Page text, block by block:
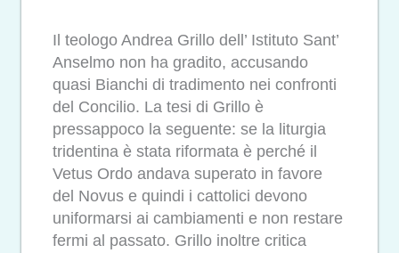
Il teologo Andrea Grillo dell’ Istituto Sant’
Anselmo non ha gradito, accusando
quasi Bianchi di tradimento nei confronti
del Concilio. La tesi di Grillo è
pressappoco la seguente: se la liturgia
tridentina è stata riformata è perché il
Vetus Ordo andava superato in favore
del Novus e quindi i cattolici devono
uniformarsi ai cambiamenti e non restare
fermi al passato. Grillo inoltre critica